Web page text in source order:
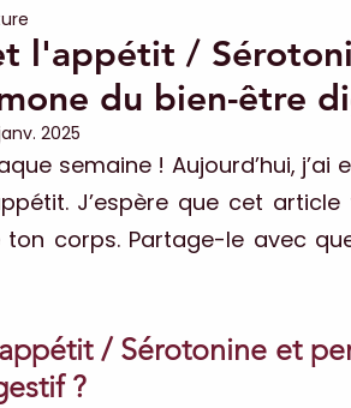
Régulation du stress -
l'appétit /
du bien-être
2025
semaine ! Aujourd’hui,
J’espère que cet
corps. Partage-le avec
/ Sérotonine et
?